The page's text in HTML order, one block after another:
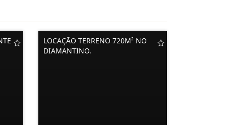
LOCAÇÃO TERRENO 720M² NO
DIAMANTINO.